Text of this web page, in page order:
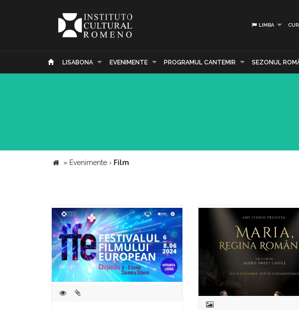
LIMBA
LISABONA EVENIMENTE PROGRAMUL CANTEMIR SEZONUL
» Evenimente › Film